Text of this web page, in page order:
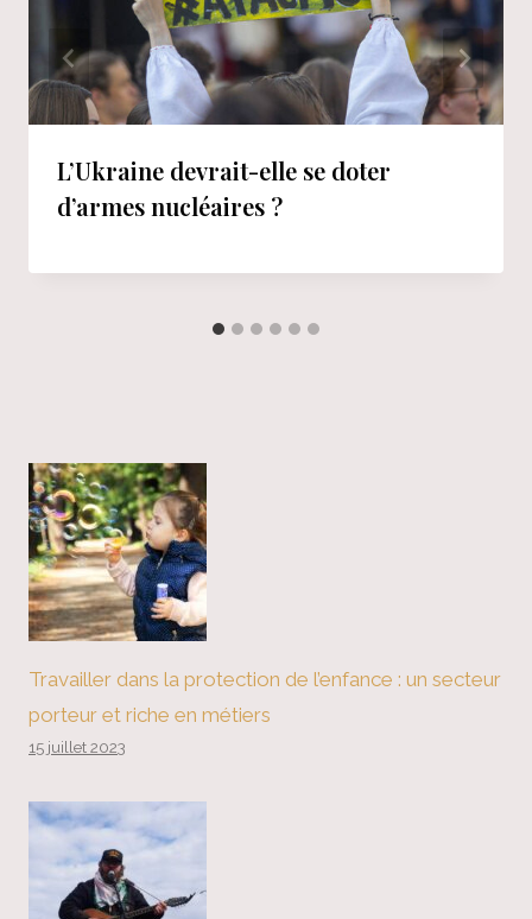
L’Ukraine devrait-elle se doter
d’armes nucléaires ?
Travailler dans la protection de l’enfance : un secteur
porteur et riche en métiers
15 juillet 2023